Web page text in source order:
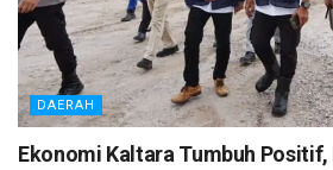
DAERAH
Ekonomi Kaltara Tumbuh Positif,